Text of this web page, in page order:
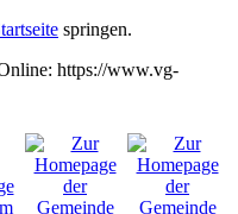
springen.
https://www.vg-